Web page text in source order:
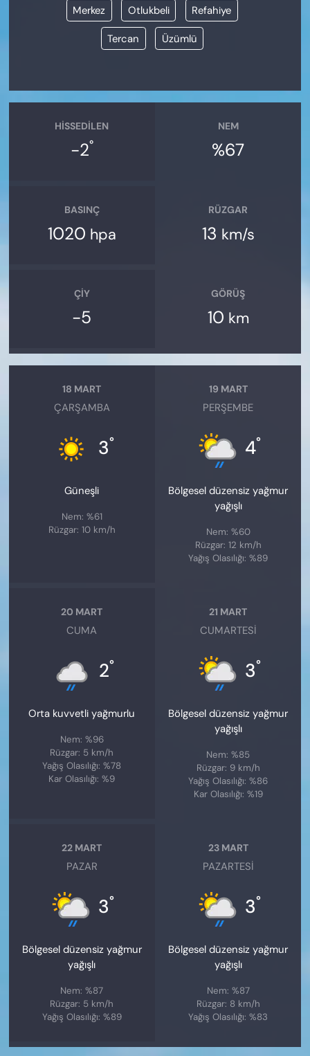
Merkez Otlukbeli Refahiye
Tercan Üzümlü
HISSEDILEN
-2°
NEM
%67
BASINÇ
1020 hpa
RÜZGAR
13 km/s
ÇIY
-5
GÖRÜŞ
10 km
18 MART
ÇARŞAMBA
3°
Güneşli
Nem: %61
Rüzgar: 10 km/h
19 MART
PERŞEMBE
4°
Bölgesel düzensiz yağmur
yağışlı
Nem: %60
Rüzgar: 12 km/h
Yağış Olasılığı: %89
20 MART
CUMA
2°
Orta kuvvetli yağmurlu
Nem: %96
Rüzgar: 5 km/h
Yağış Olasılığı: %78
Kar Olasılığı: %9
21 MART
CUMARTESI
3°
Bölgesel düzensiz yağmur
yağışlı
Nem: %85
Rüzgar: 9 km/h
Yağış Olasılığı: %86
Kar Olasılığı: %19
22 MART
PAZAR
3°
Bölgesel düzensiz yağmur
yağışlı
Nem: %87
Rüzgar: 5 km/h
Yağış Olasılığı: %89
23 MART
PAZARTESI
3°
Bölgesel düzensiz yağmur
yağışlı
Nem: %87
Rüzgar: 8 km/h
Yağış Olasılığı: %83